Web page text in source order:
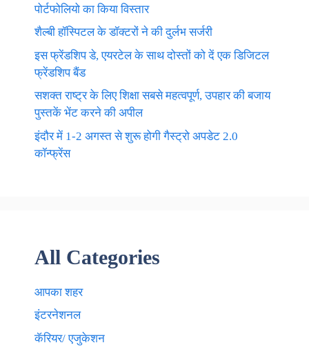
पोर्टफोलियो का किया विस्तार
शैल्बी हॉस्पिटल के डॉक्टरों ने की दुर्लभ सर्जरी
इस फ्रेंडशिप डे, एयरटेल के साथ दोस्तों को दें एक डिजिटल
फ्रेंडशिप बैंड
सशक्त राष्ट्र के लिए शिक्षा सबसे महत्वपूर्ण, उपहार की बजाय
पुस्तकें भेंट करने की अपील
इंदौर में 1-2 अगस्त से शुरू होगी गैस्ट्रो अपडेट 2.0
कॉन्फ्रेंस
All Categories
आपका शहर
इंटरनेशनल
कॅरियर/ एजुकेशन